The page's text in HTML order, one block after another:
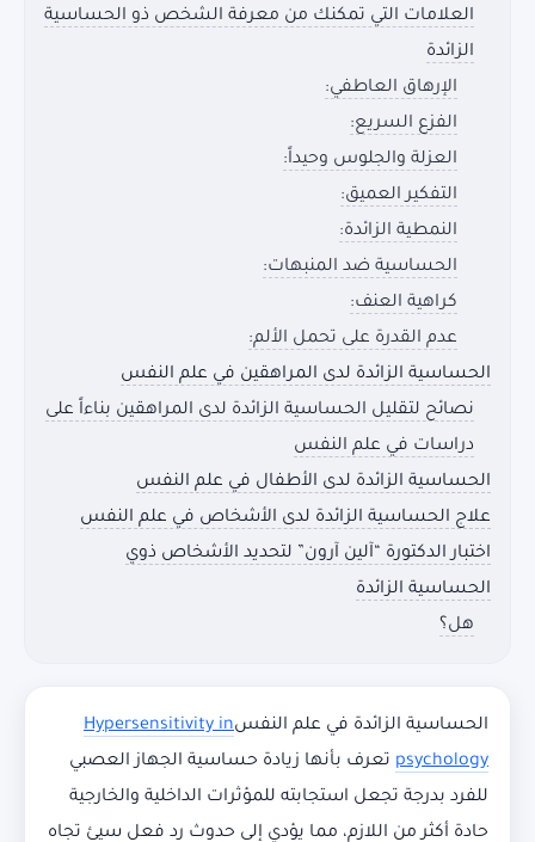
العلامات التي تمكنك من معرفة الشخص ذو الحساسية
الزائدة
الإرهاق العاطفي:
الفزع السريع:
العزلة والجلوس وحيداً:
التفكير العميق:
النمطية الزائدة:
الحساسية ضد المنبهات:
كراهية العنف:
عدم القدرة على تحمل الألم:
الحساسية الزائدة لدى المراهقين في علم النفس
نصائح لتقليل الحساسية الزائدة لدى المراهقين بناءاً على
دراسات في علم النفس
الحساسية الزائدة لدى الأطفال في علم النفس
علاج الحساسية الزائدة لدى الأشخاص في علم النفس
اختبار الدكتورة “آلين آرون” لتحديد الأشخاص ذوي
الحساسية الزائدة
هل؟
الحساسية الزائدة في علم النفسHypersensitivity in
psychology تعرف بأنها زيادة حساسية الجهاز العصبي
للفرد بدرجة تجعل استجابته للمؤثرات الداخلية والخارجية
حادة أكثر من اللازم، مما يؤدي إلى حدوث رد فعل سيئ تجاه